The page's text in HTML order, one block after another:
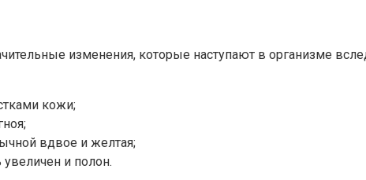
изменения, которые наступают в организме
кожи;
вдвое и желтая;
и полон.